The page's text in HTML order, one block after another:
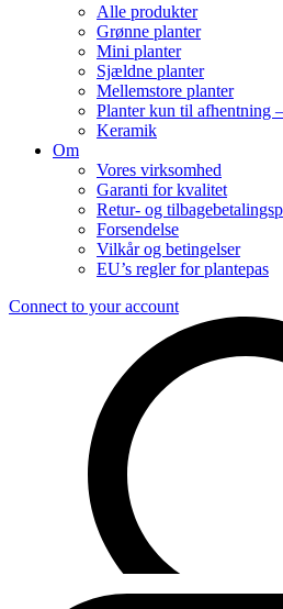
Alle produkter
Grønne planter
Mini planter
Sjældne planter
Mellemstore planter
Planter kun til afhentning
Keramik
Om
Vores virksomhed
Garanti for kvalitet
Retur- og
Forsendelse
Vilkår og betingelser
EU’s regler for plantepas
Connect to your account